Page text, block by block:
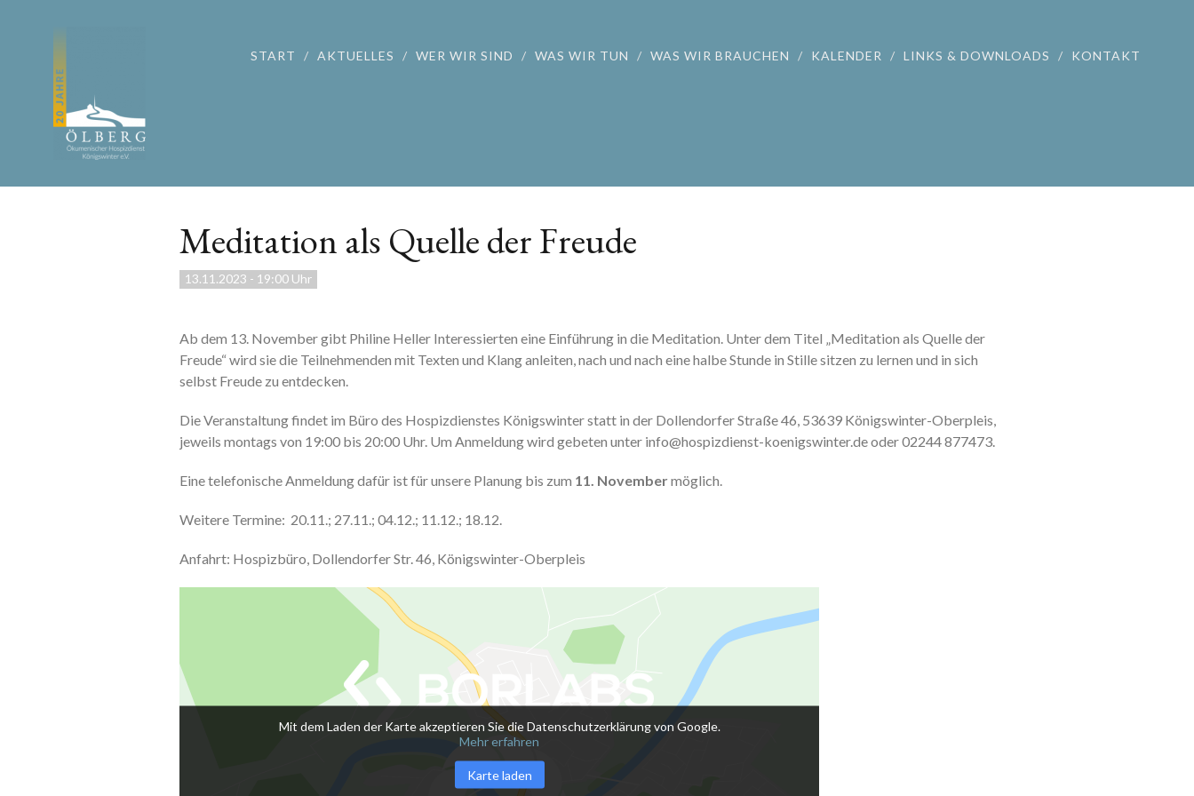
START AKTUELLES WER WIR SIND WAS WIR TUN WAS WIR BRAUCHEN KALENDER LINKS & DOWNLOADS KONTAKT
Meditation als Quelle der Freude
13.11.2023 - 19:00 Uhr
Ab dem 13. November gibt Philine Heller Interessierten eine Einführung in die Meditation. Unter dem Titel „Meditation als Quelle der
Freude“ wird sie die Teilnehmenden mit Texten und Klang anleiten, nach und nach eine halbe Stunde in Stille sitzen zu lernen und in sich
selbst Freude zu entdecken.
Die Veranstaltung findet im Büro des Hospizdienstes Königswinter statt in der Dollendorfer Straße 46, 53639 Königswinter-Oberpleis,
jeweils montags von 19:00 bis 20:00 Uhr. Um Anmeldung wird gebeten unter info@hospizdienst-koenigswinter.de oder 02244 877473.
Eine telefonische Anmeldung dafür ist für unsere Planung bis zum 11. Novembermöglich.
Weitere Termine: 20.11.; 27.11.; 04.12.; 11.12.; 18.12.
Anfahrt: Hospizbüro, Dollendorfer Str. 46, Königswinter-Oberpleis
Mit dem Laden der Karte akzeptieren Sie die Datenschutzerklärung von Google.
Mehr erfahren
Karte laden